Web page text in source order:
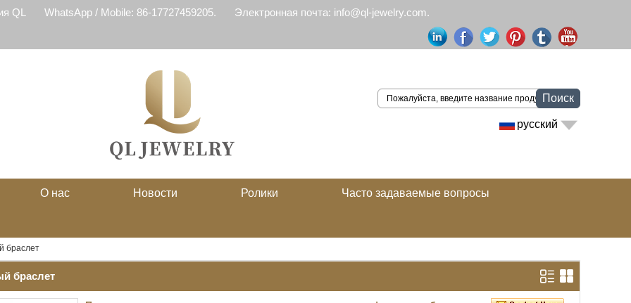
QL WhatsApp / Mobile: 86-17727459205. Электронная почта: info@ql-jewelry.com.
Поиск
русский
О нас Новости Ролики Часто задаваемые вопросы
браслет
браслет